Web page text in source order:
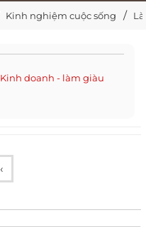
Kinh nghiệm cuộc sống
Kinh doanh - làm giàu
‹